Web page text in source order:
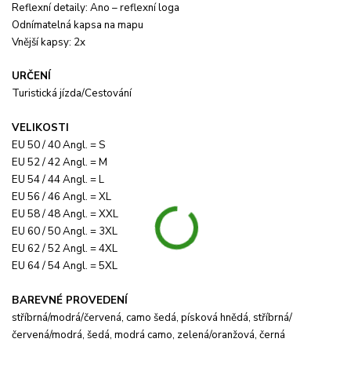
Reflexní detaily: Ano – reflexní loga
Odnímatelná kapsa na mapu
Vnější kapsy: 2x
URČENÍ
Turistická jízda/Cestování
VELIKOSTI
EU 50 / 40 Angl. = S
EU 52 / 42 Angl. = M
EU 54 / 44 Angl. = L
EU 56 / 46 Angl. = XL
EU 58 / 48 Angl. = XXL
EU 60 / 50 Angl. = 3XL
EU 62 / 52 Angl. = 4XL
EU 64 / 54 Angl. = 5XL
BAREVNÉ PROVEDENÍ
stříbrná/modrá/červená, camo šedá, písková hnědá, stříbrná/
červená/modrá, šedá, modrá camo, zelená/oranžová, černá